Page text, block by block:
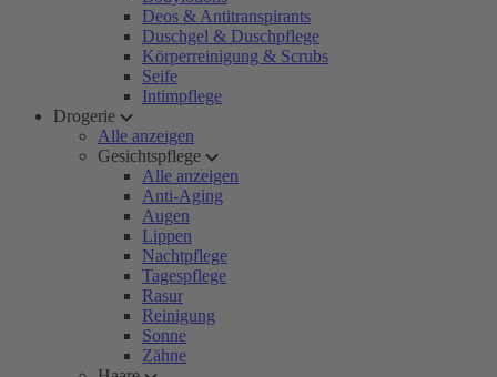
Deos & Antitranspirants
Duschgel & Duschpflege
Körperreinigung & Scrubs
Seife
Intimpflege
Drogerie
Alle anzeigen
Gesichtspflege
Alle anzeigen
Anti-Aging
Augen
Lippen
Nachtpflege
Tagespflege
Rasur
Reinigung
Sonne
Zähne